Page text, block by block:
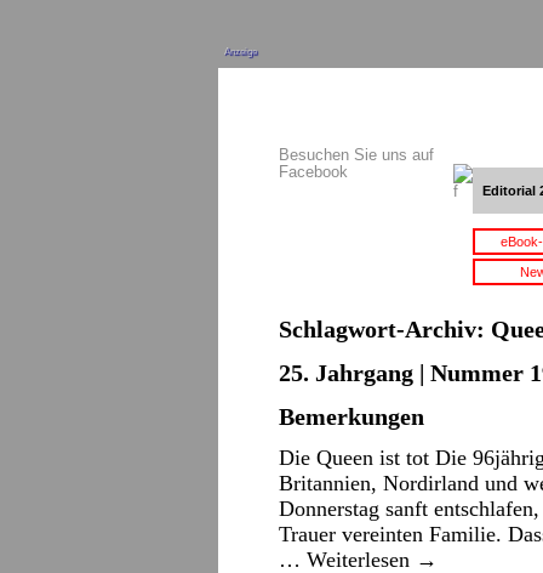
Anzeige
Besuchen Sie uns auf
Facebook
Editorial
Schlagwort-Archiv:
25. Jahrgang | Nummer
Bemerkungen
Die Queen ist tot Die
Britannien, Nordirland und
Donnerstag sanft
Trauer vereinten Familie.
… Weiterlesen →